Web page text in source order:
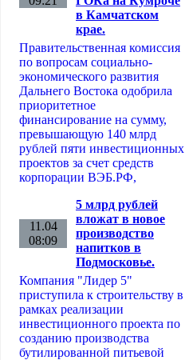
в Камчатском
крае.
Правительственная комиссия
по вопросам социально-
экономического развития
Дальнего Востока одобрила
приоритетное
финансирование на сумму,
превышающую 140 млрд
рублей пяти инвестиционных
проектов за счет средств
корпорации ВЭБ.РФ,
11.04
08:09
5 млрд рублей
вложат в новое
производство
напитков в
Подмосковье.
Компания "Лидер 5"
приступила к строительству в
рамках реализации
инвестиционного проекта по
созданию производства
бутилированной питьевой